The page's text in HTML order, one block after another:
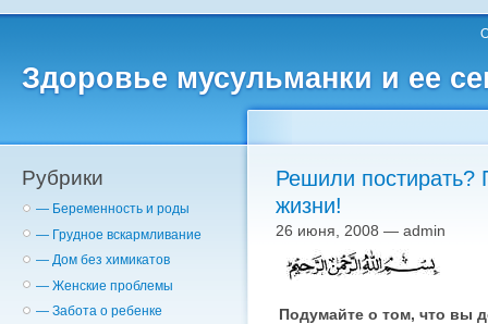
Здоровье мусульманки и ее
Рубрики
— Беременность и роды
— Грудное вскармливание
— Дом без химикатов
— Женские проблемы
— Забота о ребенке
Решили постирать?
жизни!
26 июня, 2008 — admin
Подумайте о том, что вы